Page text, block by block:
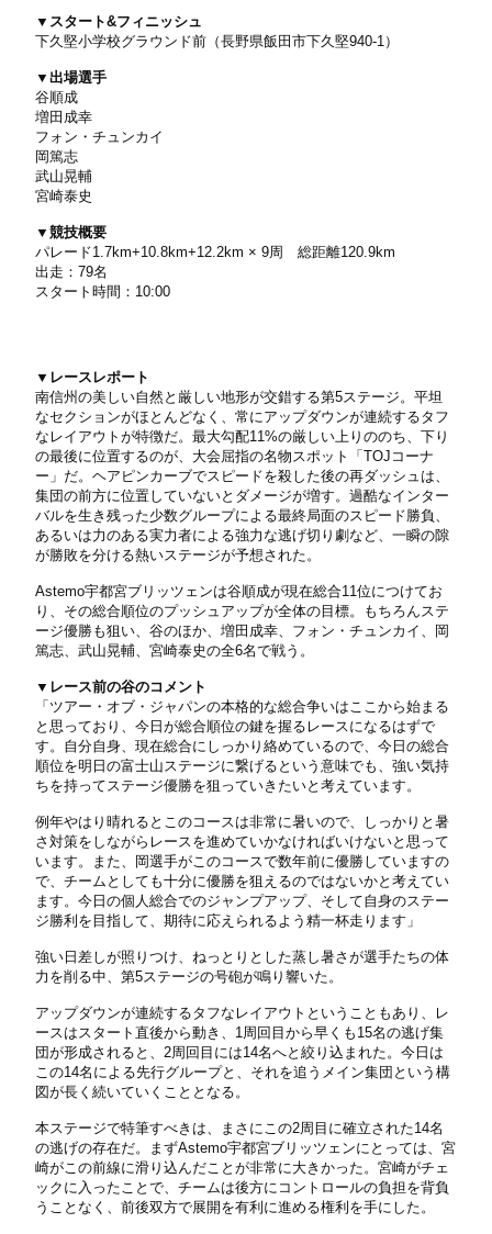
▼スタート&フィニッシュ
下久堅小学校グラウンド前（長野県飯田市下久堅940-1）
▼出場選手
谷順成
増田成幸
フォン・チュンカイ
岡篤志
武山晃輔
宮崎泰史
▼競技概要
パレード1.7km+10.8km+12.2km × 9周 総距離120.9km
出走：79名
スタート時間：10:00
▼レースレポート
南信州の美しい自然と厳しい地形が交錯する第5ステージ。平坦
なセクションがほとんどなく、常にアップダウンが連続するタフ
なレイアウトが特徴だ。最大勾配11%の厳しい上りののち、下り
の最後に位置するのが、大会屈指の名物スポット「TOJコーナ
ー」だ。ヘアピンカーブでスピードを殺した後の再ダッシュは、
集団の前方に位置していないとダメージが増す。過酷なインター
バルを生き残った少数グループによる最終局面のスピード勝負、
あるいは力のある実力者による強力な逃げ切り劇など、一瞬の隙
が勝敗を分ける熱いステージが予想された。
Astemo宇都宮ブリッツェンは谷順成が現在総合11位につけてお
り、その総合順位のプッシュアップが全体の目標。もちろんステ
ージ優勝も狙い、谷のほか、増田成幸、フォン・チュンカイ、岡
篤志、武山晃輔、宮崎泰史の全6名で戦う。
▼レース前の谷のコメント
「ツアー・オブ・ジャパンの本格的な総合争いはここから始まる
と思っており、今日が総合順位の鍵を握るレースになるはずで
す。自分自身、現在総合にしっかり絡めているので、今日の総合
順位を明日の富士山ステージに繋げるという意味でも、強い気持
ちを持ってステージ優勝を狙っていきたいと考えています。
例年やはり晴れるとこのコースは非常に暑いので、しっかりと暑
さ対策をしながらレースを進めていかなければいけないと思って
います。また、岡選手がこのコースで数年前に優勝していますの
で、チームとしても十分に優勝を狙えるのではないかと考えてい
ます。今日の個人総合でのジャンプアップ、そして自身のステー
ジ勝利を目指して、期待に応えられるよう精一杯走ります」
強い日差しが照りつけ、ねっとりとした蒸し暑さが選手たちの体
力を削る中、第5ステージの号砲が鳴り響いた。
アップダウンが連続するタフなレイアウトということもあり、レ
ースはスタート直後から動き、1周回目から早くも15名の逃げ集
団が形成されると、2周回目には14名へと絞り込まれた。今日は
この14名による先行グループと、それを追うメイン集団という構
図が長く続いていくこととなる。
本ステージで特筆すべきは、まさにこの2周目に確立された14名
の逃げの存在だ。まずAstemo宇都宮ブリッツェンにとっては、宮
崎がこの前線に滑り込んだことが非常に大きかった。宮崎がチェ
ックに入ったことで、チームは後方にコントロールの負担を背負
うことなく、前後双方で展開を有利に進める権利を手にした。